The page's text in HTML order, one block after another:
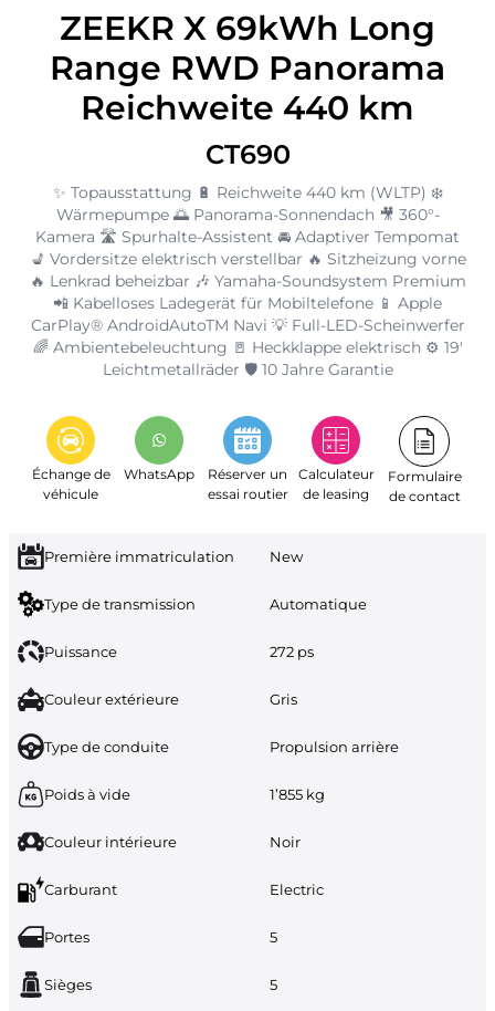
ZEEKR X 69kWh Long
Range RWD Panorama
Reichweite 440 km
CT690
✨ Topausstattung 🔋 Reichweite 440 km (WLTP) ❄️
Wärmepumpe 🌅 Panorama-Sonnendach 🎥 360°-
Kamera 🛣️ Spurhalte-Assistent 🚘 Adaptiver Tempomat
💺 Vordersitze elektrisch verstellbar 🔥 Sitzheizung vorne
🔥 Lenkrad beheizbar 🎶 Yamaha-Soundsystem Premium
📲 Kabelloses Ladegerät für Mobiltelefone 📱 Apple
CarPlay® AndroidAutoTM Navi 💡 Full-LED-Scheinwerfer
🌈 Ambientebeleuchtung 🚪 Heckklappe elektrisch ⚙️ 19'
Leichtmetallräder 🛡️ 10 Jahre Garantie
Échange de
véhicule
WhatsApp
Réserver un
essai routier
Calculateur
de leasing
Formulaire
de contact
Première immatriculation New
Type de transmission Automatique
Puissance 272 ps
Couleur extérieure Gris
Type de conduite Propulsion arrière
Poids à vide 1’855 kg
Couleur intérieure Noir
Carburant Electric
Portes 5
Sièges 5